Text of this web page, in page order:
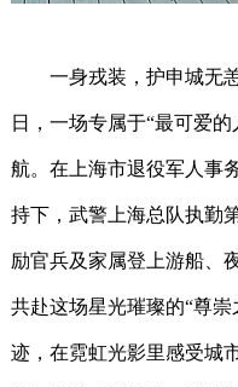
一身戎装，护申城无恙
日，一场专属于“最可爱
航。在上海市退役军人事
持下，武警上海总队执勤
励官兵及家属登上游船、
共赴这场星光璀璨的“尊
迹，在霓虹光影里感受城